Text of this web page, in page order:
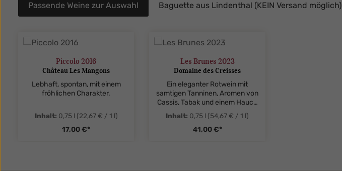
Passende Weine zur Auswahl Baguette aus Lindenthal (KEIN Versand möglich)
Produktgalerie überspringen
Piccolo 2016
Château Les Mangons
Lebhaft, spontan, mit einem
fröhlichen Charakter.
Inhalt: 0,75 l (22,67 € / 1 l)
17,00 €*
Les Brunes 2023
Domaine des Creisses
Ein eleganter Rotwein mit
samtigen Tanninen, Aromen von
Cassis, Tabak und einem Hauch
Lakritz.
Inhalt: 0,75 l (54,67 € / 1 l)
41,00 €*